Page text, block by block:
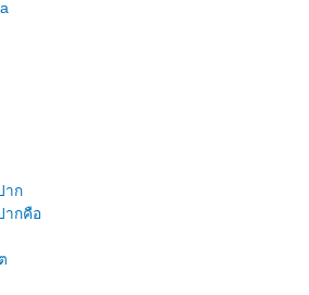
าก
ากคือ